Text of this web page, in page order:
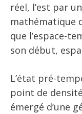
réel, l’est par
mathématique
que l’espace-
son début,
L’état pré-
point de
émergé d’une